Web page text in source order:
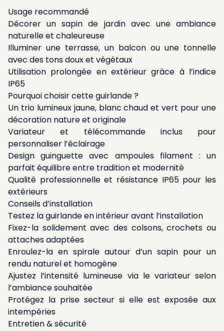
Usage recommandé
Décorer un sapin de jardin avec une ambiance
naturelle et chaleureuse
Illuminer une terrasse, un balcon ou une tonnelle
avec des tons doux et végétaux
Utilisation prolongée en extérieur grâce à l’indice
IP65
Pourquoi choisir cette guirlande ?
Un trio lumineux jaune, blanc chaud et vert pour une
décoration nature et originale
Variateur et télécommande inclus pour
personnaliser l’éclairage
Design guinguette avec ampoules filament : un
parfait équilibre entre tradition et modernité
Qualité professionnelle et résistance IP65 pour les
extérieurs
Conseils d’installation
Testez la guirlande en intérieur avant l’installation
Fixez-la solidement avec des colsons, crochets ou
attaches adaptées
Enroulez-la en spirale autour d’un sapin pour un
rendu naturel et homogène
Ajustez l’intensité lumineuse via le variateur selon
l’ambiance souhaitée
Protégez la prise secteur si elle est exposée aux
intempéries
Entretien & sécurité